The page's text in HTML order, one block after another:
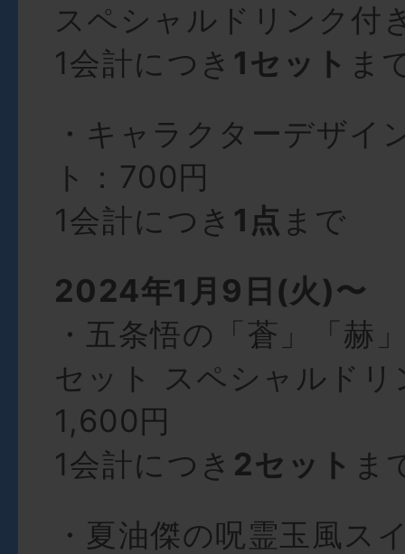
スペシャルドリンク付
1会計につき 1セット ま
・キャラクターデザイ
ト：700円
1会計につき 1点 まで
2024年1月9日(火)〜
・五条悟の「蒼」「赫
セット スペシャルドリ
1,600円
1会計につき 2セット ま
・夏油傑の呪霊玉風ス